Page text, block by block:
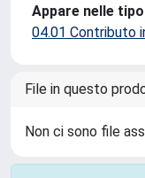
Appare nelle
04.01 Contributo
File in questo
Non ci sono file